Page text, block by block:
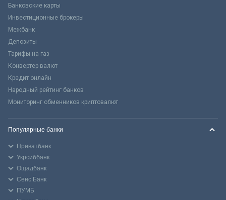
Банковские карты
Инвестиционные брокеры
Межбанк
Депозиты
Тарифы на газ
Конвертер валют
Кредит онлайн
Народный рейтинг банков
Мониторинг обменников криптовалют
Популярные банки
Приватбанк
Укрсиббанк
Ощадбанк
Сенс Банк
ПУМБ